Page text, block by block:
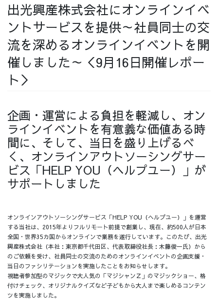
採用情報
採用情報トップ チームインタビュー01
チームインタビュー02 チームインタビュー03
お問い合わせ
出光興産株式会社にオンラインイベ
ントサービスを提供～社員同士の交
流を深めるオンラインイベントを開
催しました～＜9月16日開催レポー
ト＞
企画・運営による負担を軽減し、オン
ラインイベントを有意義な価値ある時
間に、そして、当日を盛り上げるべ
く、オンラインアウトソーシングサー
ビス「HELP YOU（ヘルプユー）」が
サポートしました
オンラインアウトソーシングサービス「HELP YOU（ヘルプユー）」を運営
する当社は、2015年よりフルリモート前提で創業し、現在、約500人が日本
全国・世界35カ国からオンラインで業務を遂行しています。このたび、出光
興産株式会社（本社：東京都千代田区、代表取締役社長：木藤俊一氏）から
のご依頼を受け、社員同士の交流のためのオンラインイベントの企画支援・
当日のファシリテーションを実施したことをお知らせします。
視聴者参加型のマジックで大人気の「マジシャンＺ」のマジックショー、格
付けチェック、オリジナルクイズなど子どもから大人まで楽しめるコンテン
ツを実施しました。